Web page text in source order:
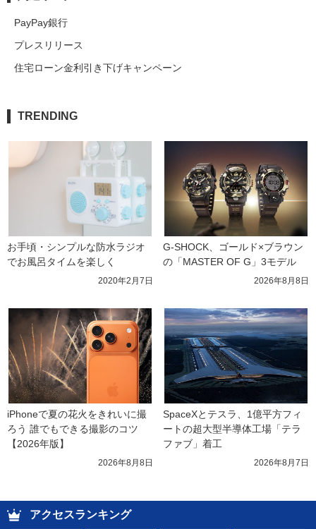
PayPay銀行
プレスリリース
住宅ローン金利引き下げキャンペーン
TRENDING
お手頃・シンプルな防水ラジオ
でお風呂タイムを楽しく
2020年2月7日
G-SHOCK、ゴールド×ブラウン
の「MASTER OF G」3モデル
2026年8月8日
iPhoneで夏の花火をきれいに撮
ろう 誰でもできる撮影のコツ
【2026年版】
2026年8月8日
SpaceXとテスラ、1億平方フィ
ートの超大型半導体工場「テラ
ファブ」着工
2026年8月7日
アクセスランキング